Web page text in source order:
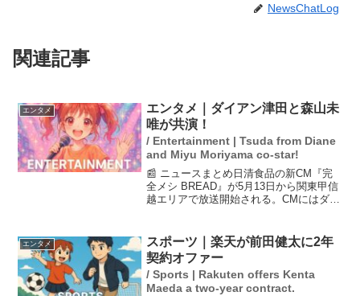
NewsChatLog
関連記事
エンタメ
エンタメ｜ダイアン津田と森山未
唯が共演！
/ Entertainment | Tsuda from Diane
and Miyu Moriyama co-star!
📰 ニュースまとめ日清食品の新CM『完
全メシ BREAD』が5月13日から関東甲信
越エリアで放送開始される。CMにはダイ
『名探偵津田』シリーズで共演したこと
がある。この...
エンタメ
スポーツ｜楽天が前田健太に2年
契約オファー
/ Sports | Rakuten offers Kenta
Maeda a two-year contract.